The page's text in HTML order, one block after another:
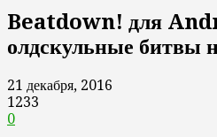
Beatdown! для
олдскульные битвы
21 декабря, 2016
1233
0